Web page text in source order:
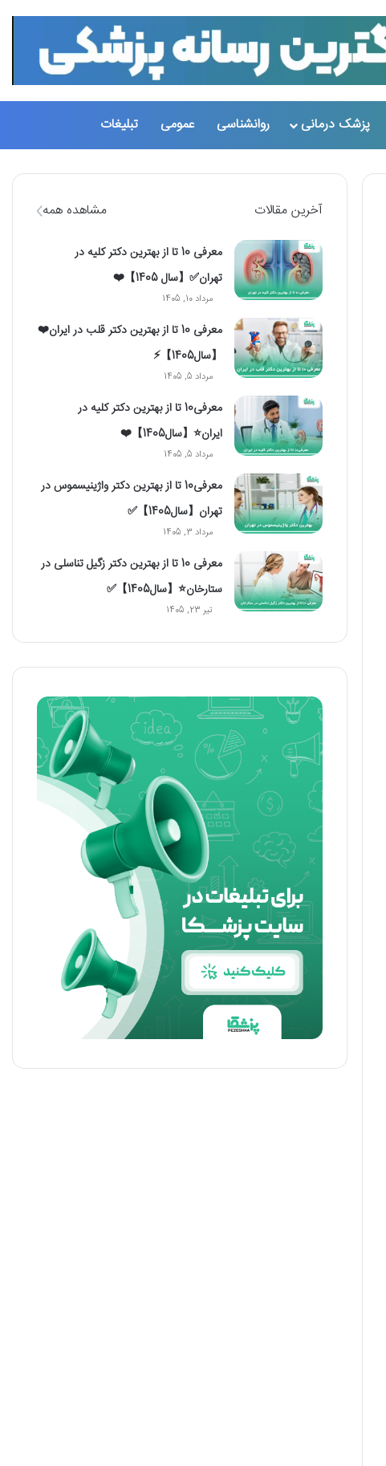
پزشک درمانی روانشناسی عمومی تبلیغات
آخرین مقالات مشاهده همه
معرفی 10 تا از بهترین دکتر کلیه در
تهران✅【سال 1405】❤️
مرداد 10, 1405
معرفی 10 تا از بهترین دکتر قلب در ایران❤️
【سال1405】⚡️
مرداد 5, 1405
معرفی10 تا از بهترین دکتر کلیه در
ایران⭐【سال1405】❤️
مرداد 5, 1405
معرفی10 تا از بهترین دکتر واژینیسموس در
تهران【سال1405】✅
مرداد 3, 1405
معرفی 10 تا از بهترین دکتر زگیل تناسلی در
ستارخان⭐【سال1405】✅
تیر 23, 1405